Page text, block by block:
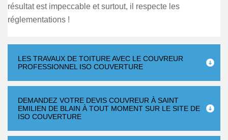
résultat est impeccable et surtout, il respecte les
réglementations !
LES TRAVAUX DE TOITURE AVEC LE COUVREUR
PROFESSIONNEL ISO COUVERTURE
DEMANDEZ VOTRE DEVIS COUVREUR À SAINT
EMILIEN DE BLAIN À TOUT MOMENT SUR LE SITE DE
ISO COUVERTURE